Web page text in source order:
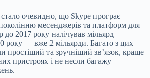
очевидно, що Skype програє
месенджерів та платформ для
до 2017 року налічував мільярд
року — вже 2 мільярди. Багато з цих
простіший та зручніший зв’язок, краще
пристроях і не несли багажу